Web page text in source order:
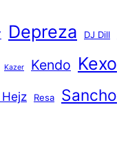
Depreza DJ Dill
Kazer Kendo Kexo
Hejz Resa Sancho